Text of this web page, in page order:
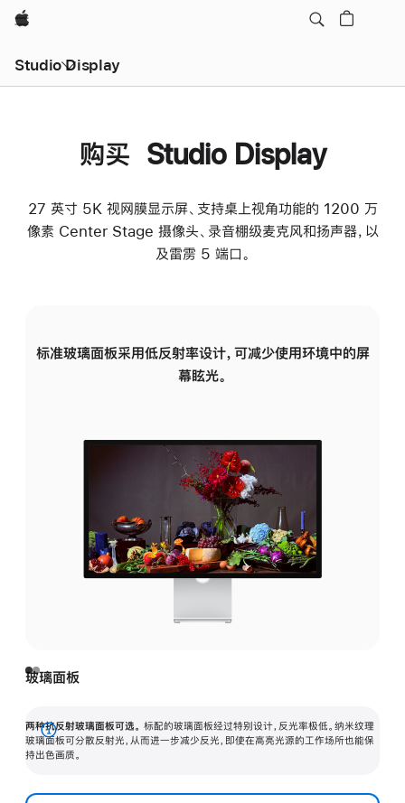
Apple
Studio Display
购买 Studio Display
27 英寸 5K 视网膜显示屏、支持桌上视角功能的 1200 万
像素 Center Stage 摄像头、录音棚级麦克风和扬声器，以
及雷雳 5 端口。
标准玻璃面板采用低反射率设计，可减少使用环境中的屏
幕眩光。
玻璃面板
两种抗反射玻璃面板可选。 标配的玻璃面板经过特别设计，反光率极低。纳米纹理
玻璃面板可分散反射光，从而进一步减少反光，即使在高亮光源的工作场所也能保
持出色画质。
展
开